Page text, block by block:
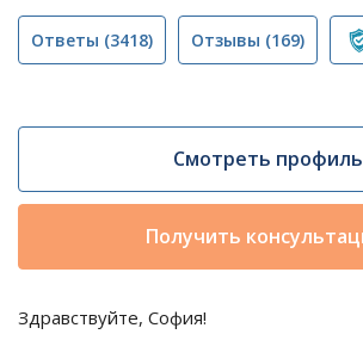
Ответы (3418) Отзывы (169)
Смотреть профиль
Получить
Здравствуйте, София!